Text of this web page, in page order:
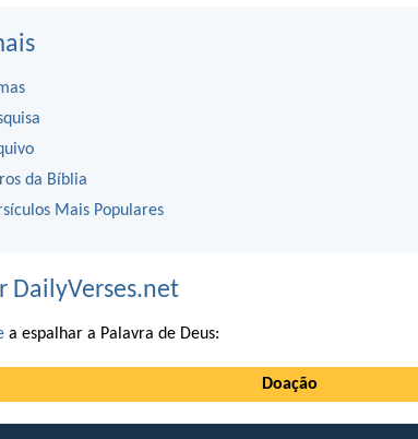
da Bíblia
Mais Populares
DailyVerses.net
a espalhar a Palavra de Deus:
Doação